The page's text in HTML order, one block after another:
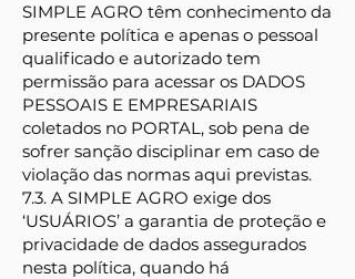
SIMPLE AGRO têm conhecimento da
presente política e apenas o pessoal
qualificado e autorizado tem
permissão para acessar os DADOS
PESSOAIS E EMPRESARIAIS
coletados no PORTAL, sob pena de
sofrer sanção disciplinar em caso de
violação das normas aqui previstas.
7.3. A SIMPLE AGRO exige dos
‘USUÁRIOS’ a garantia de proteção e
privacidade de dados assegurados
nesta política, quando há